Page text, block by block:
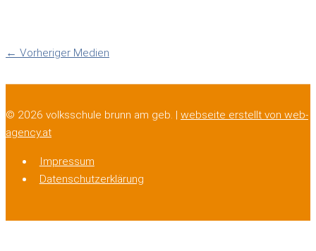
← Vorheriger Medien
© 2026 volksschule brunn am geb. | webseite erstellt von web-
agency.at
Impressum
Datenschutzerklärung